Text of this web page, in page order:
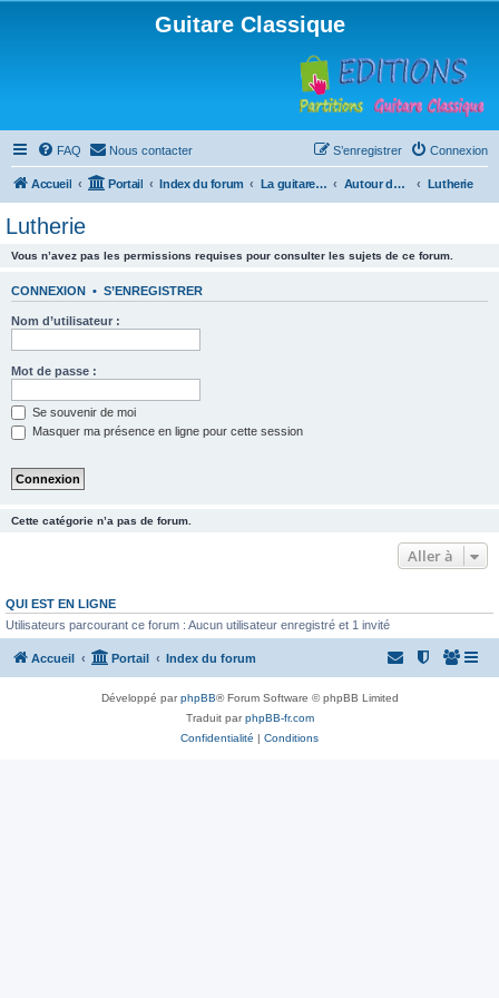
Guitare Classique
FAQ Nous contacter Connexion
S’enregistrer
Accueil Portail Index du forum La guitare : instrument, cours et théorie Autour de la guitare Lutherie
Lutherie
Vous n’avez pas les permissions requises pour consulter les sujets de ce forum.
CONNEXION • S’ENREGISTRER
Nom d’utilisateur :
Mot de passe :
Se souvenir de moi
Masquer ma présence en ligne pour cette session
Cette catégorie n’a pas de forum.
Aller à
QUI EST EN LIGNE
Utilisateurs parcourant ce forum : Aucun utilisateur enregistré et 1 invité
Accueil Portail Index du forum
Développé parphpBB® Forum Software © phpBB Limited
Traduit parphpBB-fr.com
Confidentialité | Conditions